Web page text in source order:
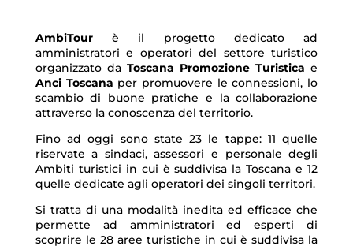
AmbiTourè il progetto dedicato ad
amministratori e operatori del settore turistico
organizzato da Toscana Promozione Turistica e
Anci Toscana per promuovere le connessioni, lo
scambio di buone pratiche e la collaborazione
attraverso la conoscenza del territorio.
Fino ad oggi sono state 23 le tappe: 11 quelle
riservate a sindaci, assessori e personale degli
Ambiti turistici in cui è suddivisa la Toscana e 12
quelle dedicate agli operatori dei singoli territori.
Si tratta di una modalità inedita ed efficace che
permette ad amministratori ed esperti di
scoprire le 28 aree turistiche in cui è suddivisa la